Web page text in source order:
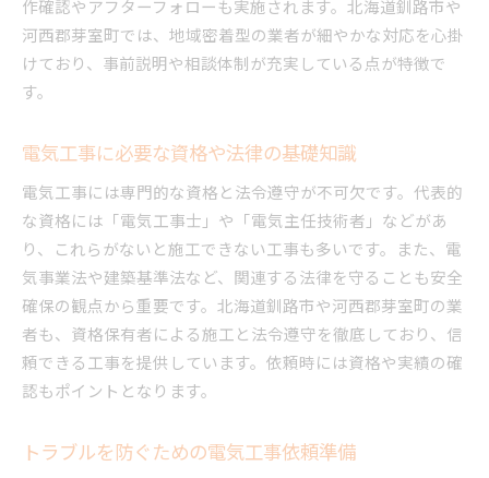
作確認やアフターフォローも実施されます。北海道釧路市や
河西郡芽室町では、地域密着型の業者が細やかな対応を心掛
けており、事前説明や相談体制が充実している点が特徴で
す。
電気工事に必要な資格や法律の基礎知識
電気工事には専門的な資格と法令遵守が不可欠です。代表的
な資格には「電気工事士」や「電気主任技術者」などがあ
り、これらがないと施工できない工事も多いです。また、電
気事業法や建築基準法など、関連する法律を守ることも安全
確保の観点から重要です。北海道釧路市や河西郡芽室町の業
者も、資格保有者による施工と法令遵守を徹底しており、信
頼できる工事を提供しています。依頼時には資格や実績の確
認もポイントとなります。
トラブルを防ぐための電気工事依頼準備